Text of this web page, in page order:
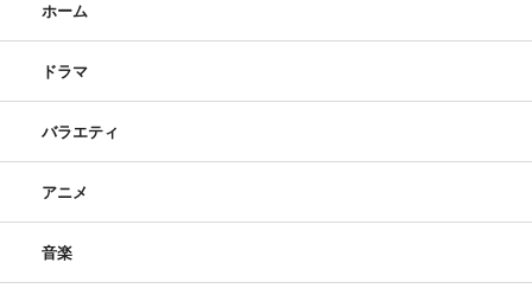
ホーム
ドラマ
バラエティ
アニメ
音楽